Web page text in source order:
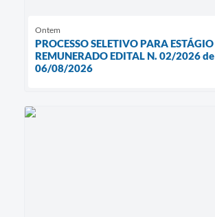
Ontem
PROCESSO SELETIVO PARA ESTÁGIO
REMUNERADO EDITAL N. 02/2026 de
06/08/2026